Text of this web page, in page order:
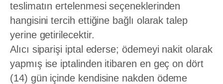
teslimatın ertelenmesi seçeneklerinden
hangisini tercih ettiğine bağlı olarak talep
yerine getirilecektir.
Alıcı siparişi iptal ederse; ödemeyi nakit olarak
yapmış ise iptalinden itibaren en geç on dört
(14) gün içinde kendisine nakden ödeme